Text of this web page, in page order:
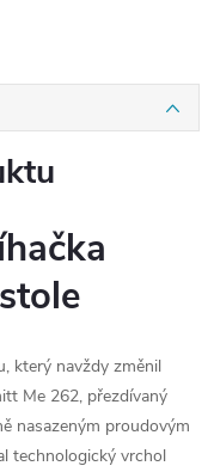
který navždy změnil
Me 262, přezdívaný
nasazeným proudovým
technologický vrchol